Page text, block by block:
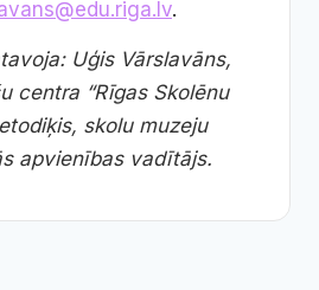
.
Uģis Vārslavāns,
centra “Rīgas Skolēnu
skolu muzeju
apvienības vadītājs.